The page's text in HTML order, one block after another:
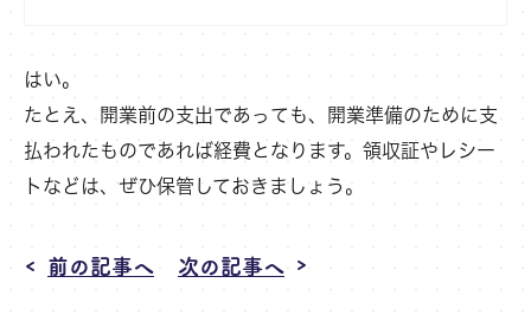
はい。
たとえ、開業前の支出であっても、開業準備のために支
払われたものであれば経費となります。領収証やレシー
トなどは、ぜひ保管しておきましょう。
前の記事へ 次の記事へ